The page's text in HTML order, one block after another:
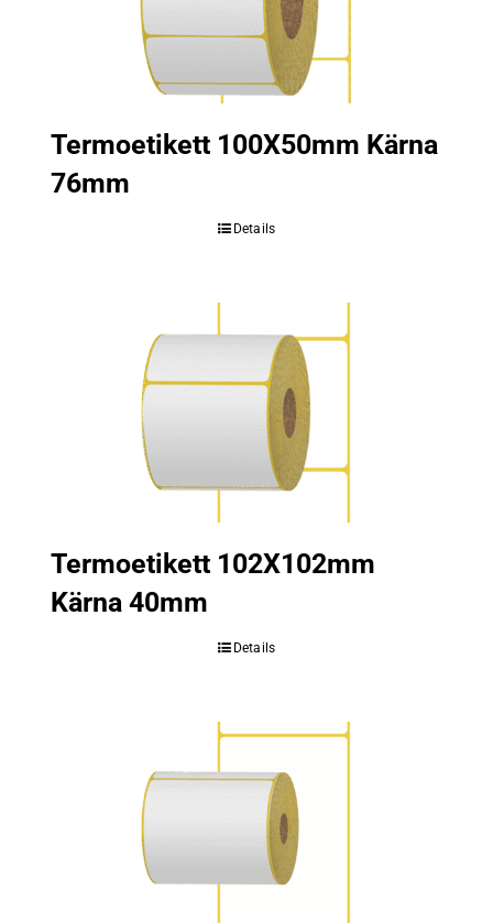
Termoetikett 100X50mm Kärna
76mm
Details
Termoetikett 102X102mm
Kärna 40mm
Details